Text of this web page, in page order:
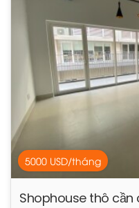
5000 USD/tháng
Shophouse thô cần